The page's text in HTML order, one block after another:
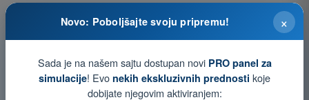
×
Novo: Poboljšajte svoju pripremu!
Sada je na našem sajtu dostupan novi PRO panel za
simulacije! Evo nekih ekskluzivnih prednosti koje
dobijate njegovim aktiviranjem: